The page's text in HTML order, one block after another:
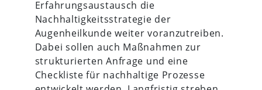
Erfahrungsaustausch die
Nachhaltigkeitsstrategie der
Augenheilkunde weiter voranzutreiben.
Dabei sollen auch Maßnahmen zur
strukturierten Anfrage und eine
Checkliste für nachhaltige Prozesse